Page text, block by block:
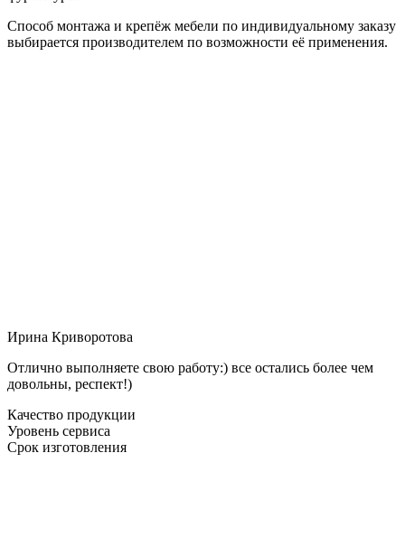
Способ монтажа и крепёж мебели по индивидуальному заказу
выбирается производителем по возможности её применения.
Ирина Криворотова
Отлично выполняете свою работу:) все остались более чем
довольны, респект!)
Качество продукции
Уровень сервиса
Срок изготовления